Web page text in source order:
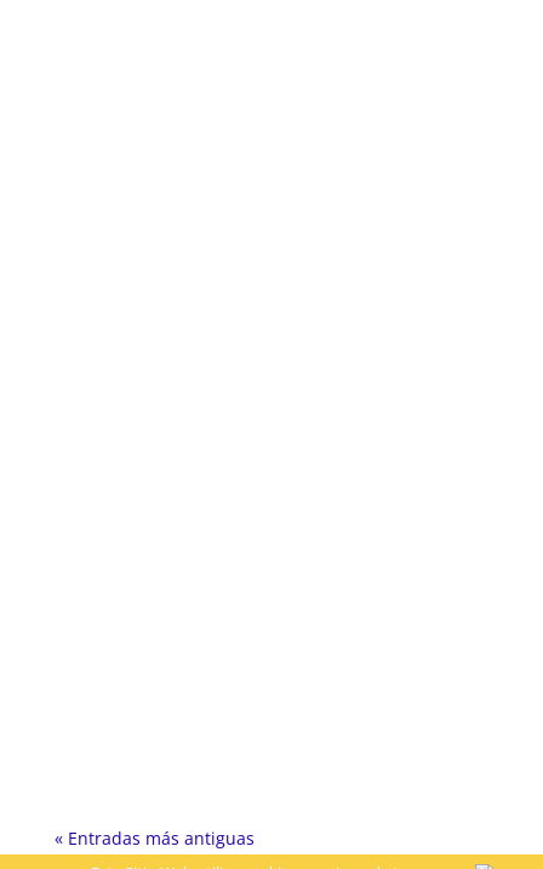
« Entradas más antiguas